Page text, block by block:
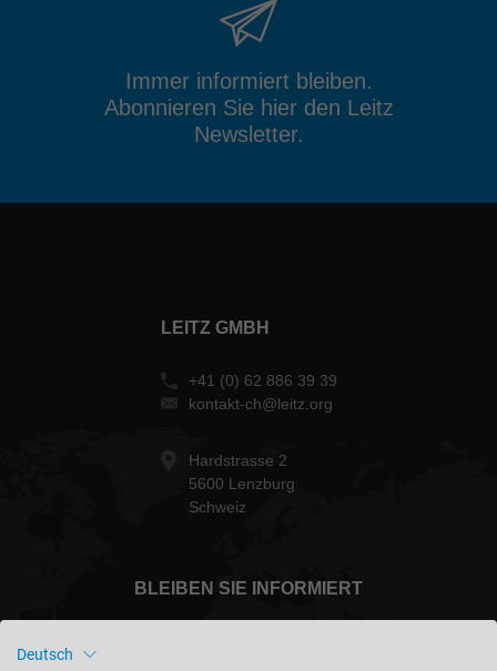
Immer informiert bleiben.
Abonnieren Sie hier den Leitz
Newsletter.
LEITZ GMBH
+41 (0) 62 886 39 39
kontakt-ch@leitz.org
Hardstrasse 2
5600 Lenzburg
Schweiz
BLEIBEN SIE INFORMIERT
Deutsch